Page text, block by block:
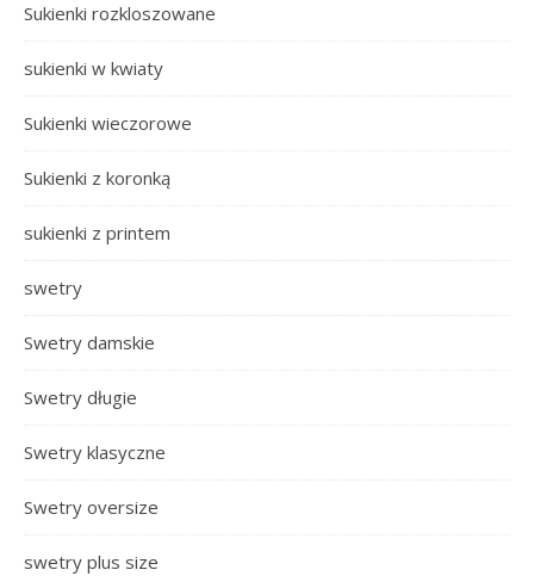
Sukienki rozkloszowane
sukienki w kwiaty
Sukienki wieczorowe
Sukienki z koronką
sukienki z printem
swetry
Swetry damskie
Swetry długie
Swetry klasyczne
Swetry oversize
swetry plus size